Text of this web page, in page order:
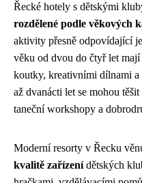
Řecké hotely s dětskými
rozdělené podle věkových
aktivity přesně odpovídající
věku od dvou do čtyř let
koutky, kreativními dílnami
až dvanácti let se mohou
taneční workshopy a
Moderní resorty v Řecku
kvalitě zařízenídětských